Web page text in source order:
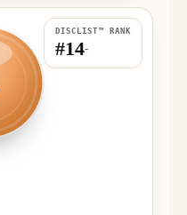
DISCLIST™ RANK
#14-